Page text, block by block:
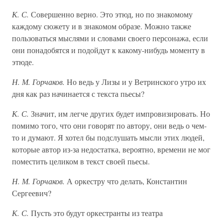
К. С. Совершенно верно. Это этюд, но по знакомому
каждому сюжету и в знакомом образе. Можно также
пользоваться мыслями и словами своего персонажа, если
они понадобятся и подойдут к какому-нибудь моменту в
этюде.
Н. М. Горчаков. Но ведь у Лизы и у Ветринского утро их
дня как раз начинается с текста пьесы?
К. С. Значит, им легче других будет импровизировать. Но
помимо того, что они говорят по автору, они ведь о чем-
то и думают. Я хотел бы подслушать мысли этих людей,
которые автор из-за недостатка, вероятно, времени не мог
поместить целиком в текст своей пьесы.
Н. М. Горчаков. А оркестру что делать, Константин
Сергеевич?
К. С. Пусть это будут оркестранты из театра